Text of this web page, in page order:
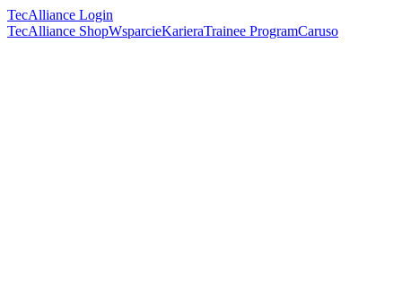
TecAlliance Login
TecAlliance ShopWsparcieKarieraTrainee ProgramCaruso